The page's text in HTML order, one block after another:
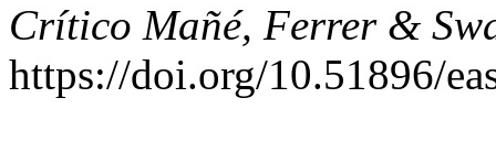
Crítico Mañé, Ferrer &
https://doi.org/10.51896/